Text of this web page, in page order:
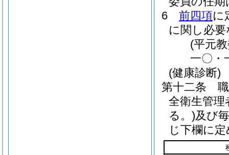
6
前四項に
に関し必
(平元
一〇・
(健康診断)
第十二条
全衛生管
る。)及び
じ下欄に